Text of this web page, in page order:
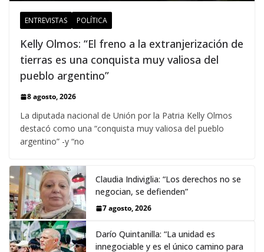
ENTREVISTAS POLÍTICA
Kelly Olmos: “El freno a la extranjerización de
tierras es una conquista muy valiosa del
pueblo argentino”
8 agosto, 2026
La diputada nacional de Unión por la Patria Kelly Olmos
destacó como una “conquista muy valiosa del pueblo
argentino” -y “no
Claudia Indiviglia: “Los derechos no se
negocian, se defienden”
7 agosto, 2026
Darío Quintanilla: “La unidad es
innegociable y es el único camino para